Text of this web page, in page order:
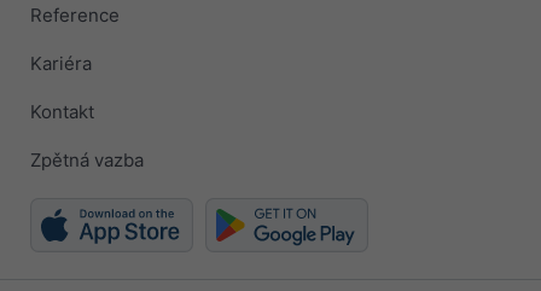
Reference
Kariéra
Kontakt
Zpětná vazba